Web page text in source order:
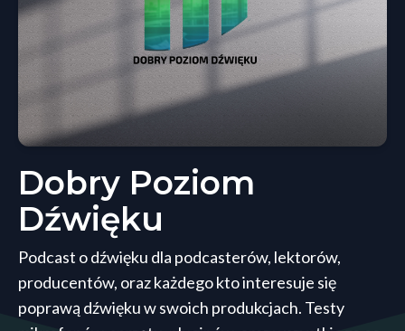
Dobry Poziom
Dźwięku
Podcast o dźwięku dla podcasterów, lektorów,
producentów, oraz każdego kto interesuje się
poprawą dźwięku w swoich produkcjach. Testy